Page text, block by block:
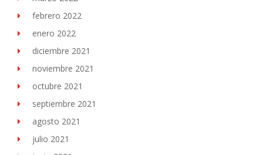
febrero 2022
enero 2022
diciembre 2021
noviembre 2021
octubre 2021
septiembre 2021
agosto 2021
julio 2021